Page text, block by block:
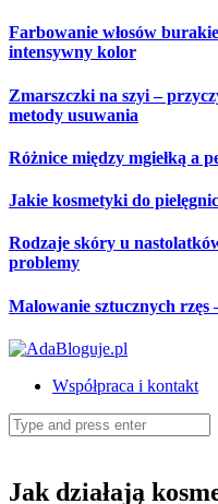
Skip
to
Farbowanie włosów
intensywny kolor
Zmarszczki na szyi –
metody usuwania
Różnice między mgiełką a
Jakie kosmetyki do
Rodzaje skóry u
problemy
Malowanie sztucznych rzęs
Współpraca i kontakt
Search
for:
Jak działają